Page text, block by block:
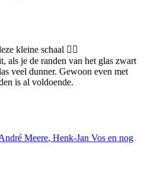
kleine schaal 👍🏻
als je de randen van het glas zwart
veel dunner. Gewoon even met
is al voldoende.
Meere, Henk-Jan Vos en nog